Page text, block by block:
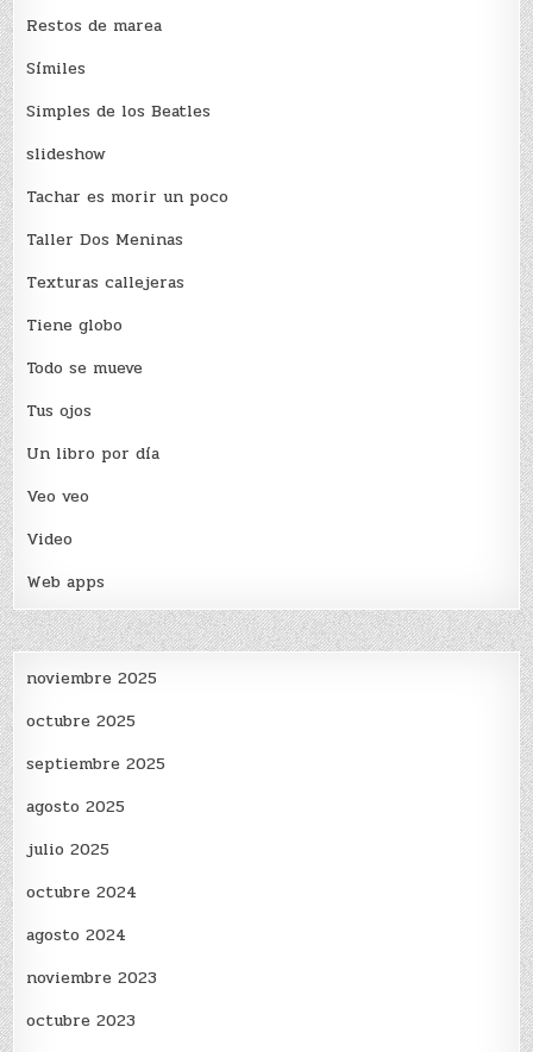
Restos de marea
Sí­miles
Simples de los Beatles
slideshow
Tachar es morir un poco
Taller Dos Meninas
Texturas callejeras
Tiene globo
Todo se mueve
Tus ojos
Un libro por día
Veo veo
Video
Web apps
noviembre 2025
octubre 2025
septiembre 2025
agosto 2025
julio 2025
octubre 2024
agosto 2024
noviembre 2023
octubre 2023